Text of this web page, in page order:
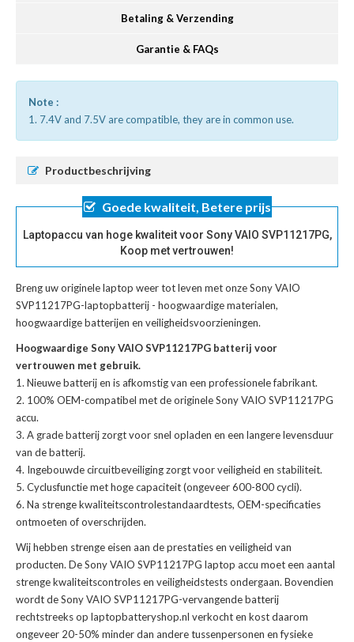
Betaling & Verzending
Garantie & FAQs
Note :
1. 7.4V and 7.5V are compatible, they are in common use.
Productbeschrijving
Goede kwaliteit, Betere prijs
Laptopaccu van hoge kwaliteit voor Sony VAIO SVP11217PG,
Koop met vertrouwen!
Breng uw originele laptop weer tot leven met onzeSony VAIO
SVP11217PG-laptopbatterij - hoogwaardige materialen,
hoogwaardige batterijen en veiligheidsvoorzieningen.
Hoogwaardige Sony VAIO SVP11217PG batterij voor
vertrouwen met gebruik.
Nieuwe batterij en is afkomstig van een professionele fabrikant.
100% OEM-compatibel met deoriginele Sony VAIO SVP11217PG
accu.
A grade batterij zorgt voor snel opladen en een langere levensduur
van de batterij.
Ingebouwde circuitbeveiliging zorgt voor veiligheid en stabiliteit.
Cyclusfunctie met hoge capaciteit (ongeveer 600-800 cycli).
Na strenge kwaliteitscontrolestandaardtests, OEM-specificaties
ontmoeten of overschrijden.
Wij hebben strenge eisen aan de prestaties en veiligheid van
producten. DeSony VAIO SVP11217PG laptop accu moet een aantal
strenge kwaliteitscontroles en veiligheidstests ondergaan. Bovendien
wordt deSony VAIO SVP11217PG-vervangende batterij
rechtstreeks op laptopbatteryshop.nl verkocht en kost daarom
ongeveer 20-50% minder dan andere tussenpersonen en fysieke